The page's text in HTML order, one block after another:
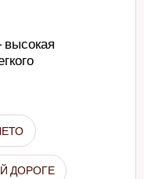
ДОРОГЕ